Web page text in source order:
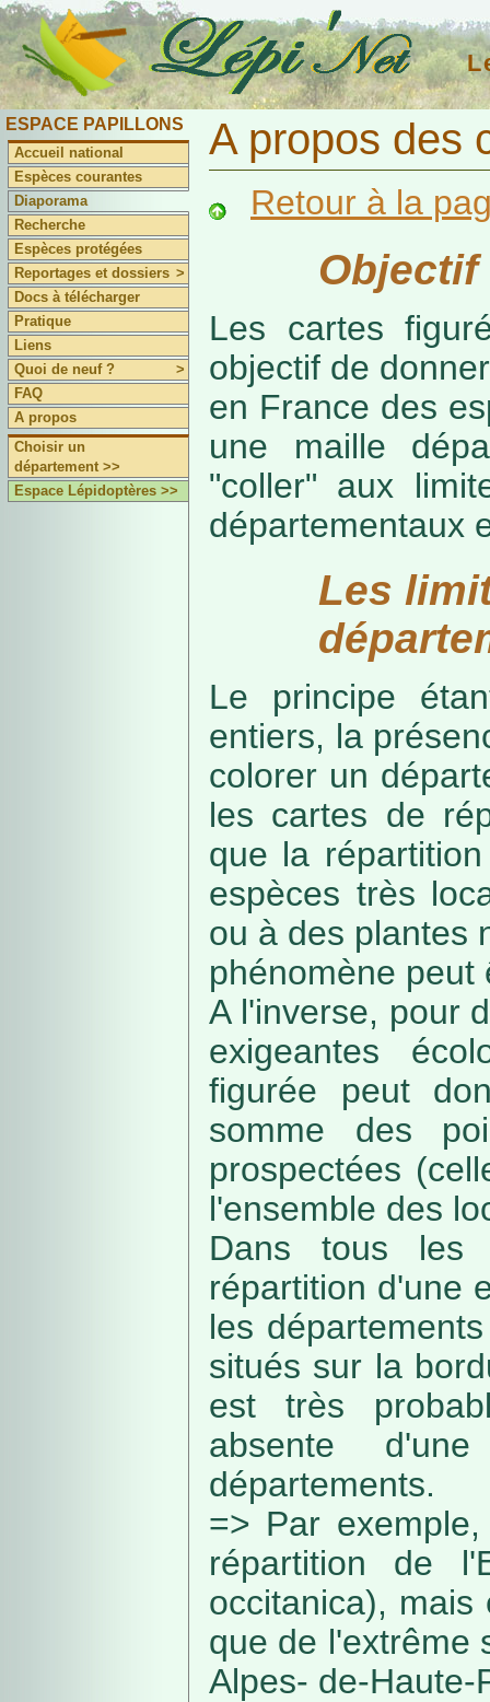
ESPACE PAPILLONS
Accueil national
Espèces courantes
Diaporama
Recherche
Espèces protégées
Reportages et dossiers >
Docs à télécharger
Pratique
Liens
Quoi de neuf ?
>
FAQ
A propos
Choisir un
département >>
Espace Lépidoptères >>
A propos des
Retour à la
Objectif
Les cartes
objectif de
en France des
une maille
"coller" aux
départementaux
Les
Le principe
entiers, la
colorer un
les cartes de
que la
espèces très
ou à des plantes
phénomène peut
A l'inverse, pour
exigeantes
figurée peut
somme des
prospectées
l'ensemble des
Dans tous les
répartition d'une
les
situés sur la
est très
absente
départements.
=> Par
répartition de
occitanica),
que de l'extrême
Alpes- de-Haute-